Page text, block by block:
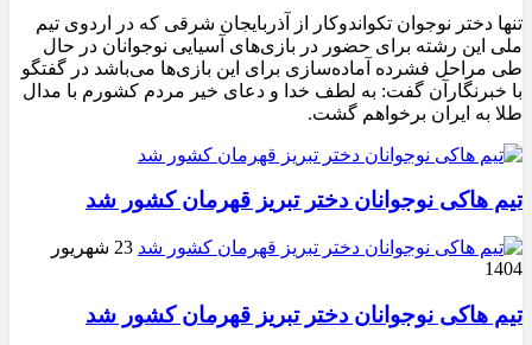
تنها دختر نوجوان تکواندوکار از آذربایجان شرقی که در اردوی تیم
ملی این رشته برای حضور در بازی‌های آسیایی نوجوانان در حال
طی مراحل فشرده آماده‌سازی برای این بازی‌ها می‌باشد در گفتگو
با خبرنگارآن گفت: به لطف خدا و دعای خیر مردم کشورم با مدال
طلا به ایران برخواهم گشت.
تیم هاکی نوجوانان دختر تبریز قهرمان کشور شد
23 شهریور
1404
تیم هاکی نوجوانان دختر تبریز قهرمان کشور شد